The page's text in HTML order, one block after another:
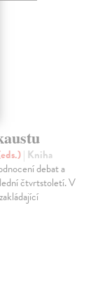
| Kniha
debat a
čtvrtstoletí. V